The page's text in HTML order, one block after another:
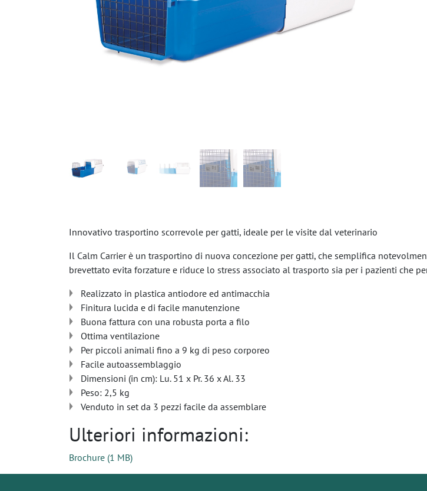
Innovativo trasportino scorrevole per gatti, ideale per le visite dal veterinario
Il Calm Carrier è un trasportino di nuova concezione per gatti, che semplifica
brevettato evita forzature e riduce lo stress associato al trasporto sia per i pazienti che
Realizzato in plastica antiodore ed antimacchia
Finitura lucida e di facile manutenzione
Buona fattura con una robusta porta a filo
Ottima ventilazione
Per piccoli animali fino a 9 kg di peso corporeo
Facile autoassemblaggio
Dimensioni (in cm): Lu. 51 x Pr. 36 x Al. 33
Peso: 2,5 kg
Venduto in set da 3 pezzi facile da assemblare
Ulteriori informazioni:
Brochure (1 MB)